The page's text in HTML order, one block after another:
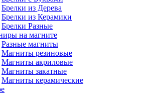
Брелки из Дерева
Брелки из Керамики
Брелки Разные
на магните
Разные магниты
Магниты резиновые
Магниты акриловые
Магниты закатные
Магниты керамические